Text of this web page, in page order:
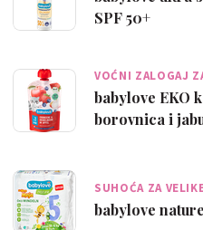
SPF 50+
VOĆNI ZALOGAJ
babylove EKO
borovnica i
SUHOĆA ZA
babylove